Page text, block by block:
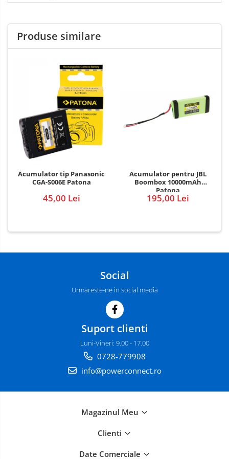
Produse similare
Acumulator tip Panasonic
CGA-S006E Patona
45,00 Lei
Acumulator pentru JBL
Boombox 10000mAh
Patona
195,00 Lei
Social
Urmareste-ne in social media
Suport clienti
Luni-Vineri: 9.00 - 17.00
0728-779908
info@powerconnect.ro
Magazinul Meu
Clienti
Date Comerciale